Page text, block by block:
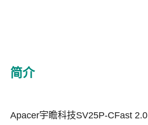
简介
Apacer宇瞻科技SV25P-CFast 2.0